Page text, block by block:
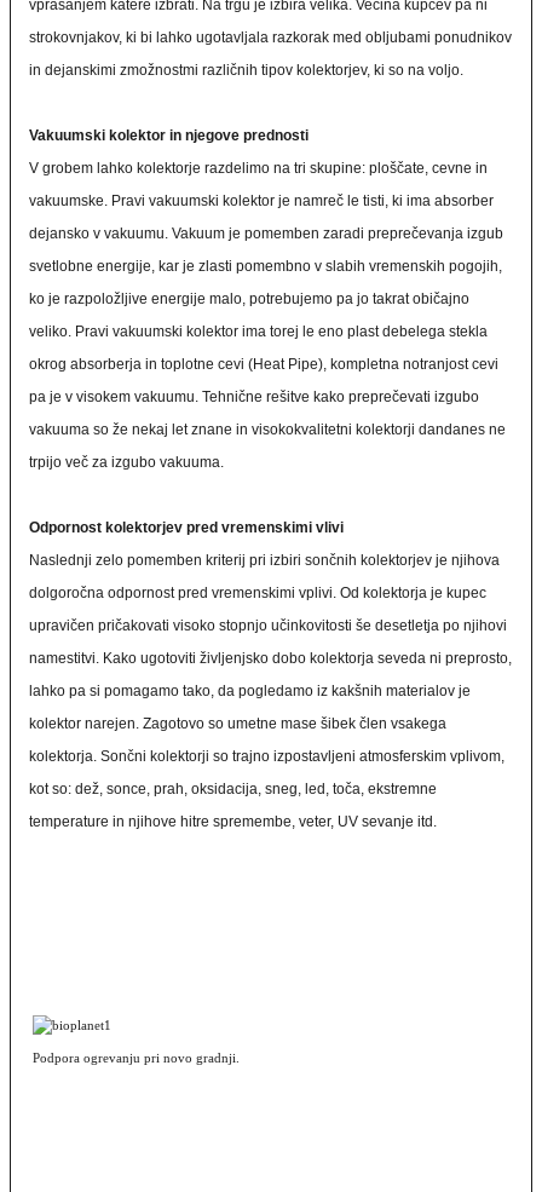
vprašanjem katere izbrati. Na trgu je izbira velika. Večina kupcev pa ni
strokovnjakov, ki bi lahko ugotavljala razkorak med obljubami ponudnikov
in dejanskimi zmožnostmi različnih tipov kolektorjev, ki so na voljo.
Vakuumski kolektor in njegove prednosti
V grobem lahko kolektorje razdelimo na tri skupine: ploščate, cevne in
vakuumske. Pravi vakuumski kolektor je namreč le tisti, ki ima absorber
dejansko v vakuumu. Vakuum je pomemben zaradi preprečevanja izgub
svetlobne energije, kar je zlasti pomembno v slabih vremenskih pogojih,
ko je razpoložljive energije malo, potrebujemo pa jo takrat običajno
veliko. Pravi vakuumski kolektor ima torej le eno plast debelega stekla
okrog absorberja in toplotne cevi (Heat Pipe), kompletna notranjost cevi
pa je v visokem vakuumu. Tehnične rešitve kako preprečevati izgubo
vakuuma so že nekaj let znane in visokokvalitetni kolektorji dandanes ne
trpijo več za izgubo vakuuma.
Odpornost kolektorjev pred vremenskimi vlivi
Naslednji zelo pomemben kriterij pri izbiri sončnih kolektorjev je njihova
dolgoročna odpornost pred vremenskimi vplivi. Od kolektorja je kupec
upravičen pričakovati visoko stopnjo učinkovitosti še desetletja po njihovi
namestitvi. Kako ugotoviti življenjsko dobo kolektorja seveda ni preprosto,
lahko pa si pomagamo tako, da pogledamo iz kakšnih materialov je
kolektor narejen. Zagotovo so umetne mase šibek člen vsakega
kolektorja. Sončni kolektorji so trajno izpostavljeni atmosferskim vplivom,
kot so: dež, sonce, prah, oksidacija, sneg, led, toča, ekstremne
temperature in njihove hitre spremembe, veter, UV sevanje itd.
Podpora ogrevanju pri novo gradnji.